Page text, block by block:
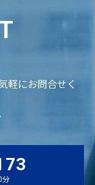
軽にお問合せく
分